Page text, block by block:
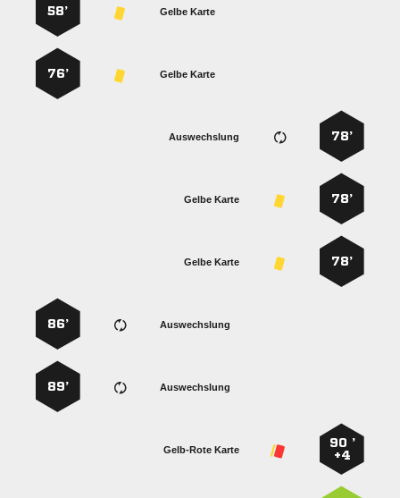
Gelbe Karte
58’
Gelbe Karte
76’
78’
Auswechslung
78’
Gelbe Karte
78’
Gelbe Karte
Auswechslung
86’
Auswechslung
89’
90 ’
+4
Gelb-Rote Karte